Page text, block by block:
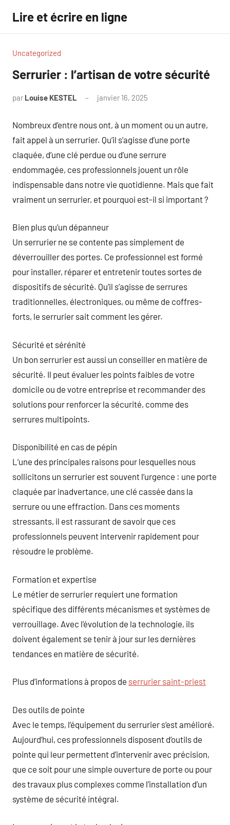
contenu
Lire et écrire en ligne
Uncategorized
Serrurier : l’artisan de votre sécurité
par Louise KESTEL janvier 16, 2025
Nombreux d’entre nous ont, à un moment ou un autre,
fait appel à un serrurier. Qu’il s’agisse d’une porte
claquée, d’une clé perdue ou d’une serrure
endommagée, ces professionnels jouent un rôle
indispensable dans notre vie quotidienne. Mais que fait
vraiment un serrurier, et pourquoi est-il si important ?
Bien plus qu’un dépanneur
Un serrurier ne se contente pas simplement de
déverrouiller des portes. Ce professionnel est formé
pour installer, réparer et entretenir toutes sortes de
dispositifs de sécurité. Qu’il s’agisse de serrures
traditionnelles, électroniques, ou même de coffres-
forts, le serrurier sait comment les gérer.
Sécurité et sérénité
Un bon serrurier est aussi un conseiller en matière de
sécurité. Il peut évaluer les points faibles de votre
domicile ou de votre entreprise et recommander des
solutions pour renforcer la sécurité, comme des
serrures multipoints.
Disponibilité en cas de pépin
L’une des principales raisons pour lesquelles nous
sollicitons un serrurier est souvent l’urgence : une porte
claquée par inadvertance, une clé cassée dans la
serrure ou une effraction. Dans ces moments
stressants, il est rassurant de savoir que ces
professionnels peuvent intervenir rapidement pour
résoudre le problème.
Formation et expertise
Le métier de serrurier requiert une formation
spécifique des différents mécanismes et systèmes de
verrouillage. Avec l’évolution de la technologie, ils
doivent également se tenir à jour sur les dernières
tendances en matière de sécurité.
Plus d’informations à propos de serrurier saint-priest
Des outils de pointe
Avec le temps, l’équipement du serrurier s’est amélioré.
Aujourd’hui, ces professionnels disposent d’outils de
pointe qui leur permettent d’intervenir avec précision,
que ce soit pour une simple ouverture de porte ou pour
des travaux plus complexes comme l’installation d’un
système de sécurité intégral.